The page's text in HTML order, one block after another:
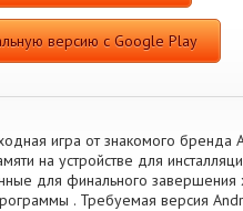
версию с Google Play
игра от знакомого бренда
на устройстве для
для финального завершения
. Требуемая версия